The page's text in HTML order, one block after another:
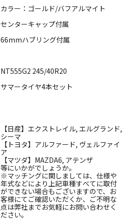
カラー：ゴールド/バフアルマイト
センターキャップ付属
66mmハブリング付属
NT555G2 245/40R20
サマータイヤ4本セット
【日産】エクストレイル, エルグランド,
シーマ
【トヨタ】アルファード, ヴェルファイ
ア
【マツダ】MAZDA6, アテンザ
等にいかがでしょうか。
※マッチングに関しましては、仕様や
年式などにより上記車種すべてに取付
ができない場合もございますので、お
客様にてご確認いただくか、ご不明な
点は弊社までお気軽にお問い合わせく
ださい。